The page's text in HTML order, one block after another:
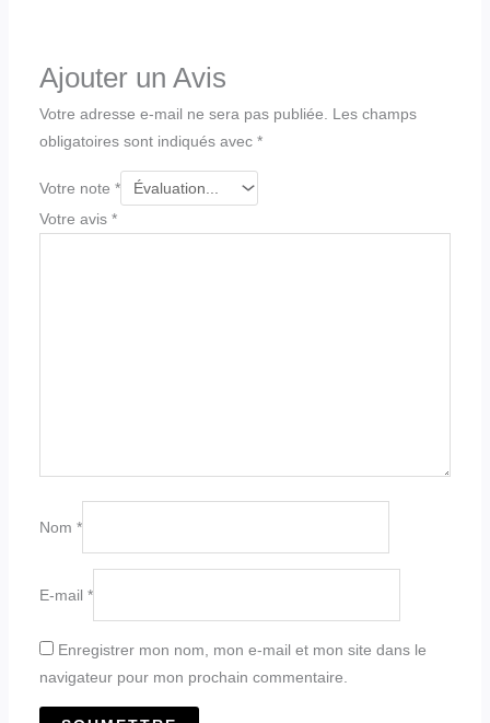
Ajouter un Avis
Votre adresse e-mail ne sera pas publiée. Les champs
obligatoires sont indiqués avec *
Votre note *
Votre avis *
Nom *
E-mail *
Enregistrer mon nom, mon e-mail et mon site dans le
navigateur pour mon prochain commentaire.